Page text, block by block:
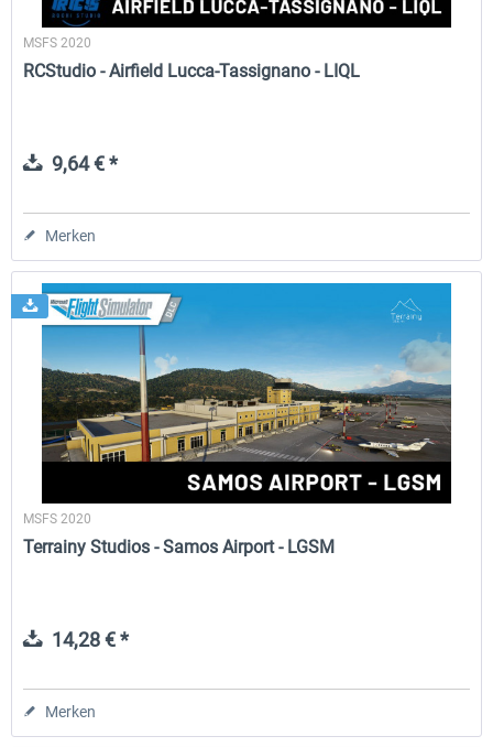
MSFS 2020
RCStudio - Airfield Lucca-Tassignano - LIQL
9,64 € *
Merken
MSFS 2020
Terrainy Studios - Samos Airport - LGSM
14,28 € *
Merken